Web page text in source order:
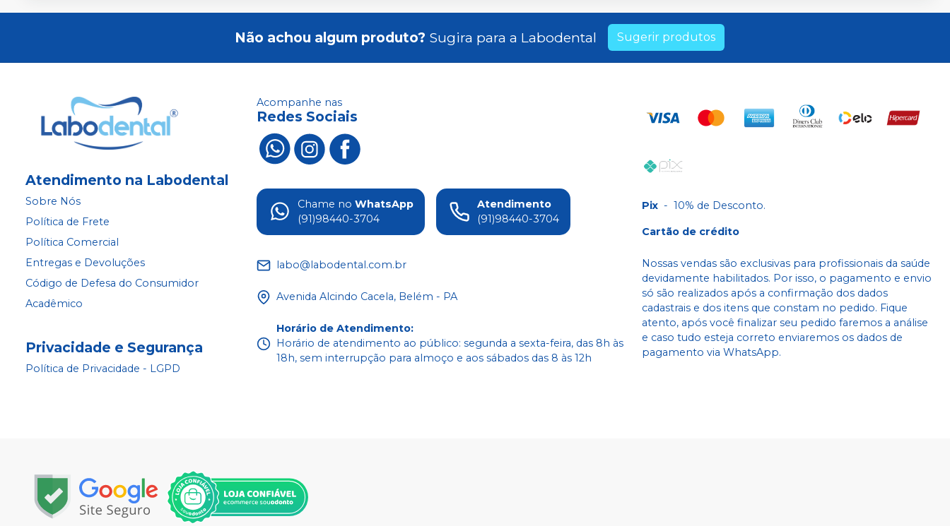
Não achou algum produto? Sugira para a Labodental Sugerir produtos
Atendimento na Labodental
Sobre Nós
Política de Frete
Política Comercial
Entregas e Devoluções
Código de Defesa do Consumidor
Acadêmico
Privacidade e Segurança
Política de Privacidade - LGPD
Acompanhe nas
Redes Sociais
Chame no WhatsApp
(91)98440-3704
Atendimento
(91)98440-3704
labo@labodental.com.br
Avenida Alcindo Cacela, Belém - PA
Horário de Atendimento:
Horário de atendimento ao público: segunda a sexta-feira, das 8h às
18h, sem interrupção para almoço e aos sábados das 8 às 12h
Pix - 10% de Desconto.
Cartão de crédito
Nossas vendas são exclusivas para profissionais da saúde
devidamente habilitados. Por isso, o pagamento e envio
só são realizados após a confirmação dos dados
cadastrais e dos itens que constam no pedido. Fique
atento, após você finalizar seu pedido faremos a análise
e caso tudo esteja correto enviaremos os dados de
pagamento via WhatsApp.